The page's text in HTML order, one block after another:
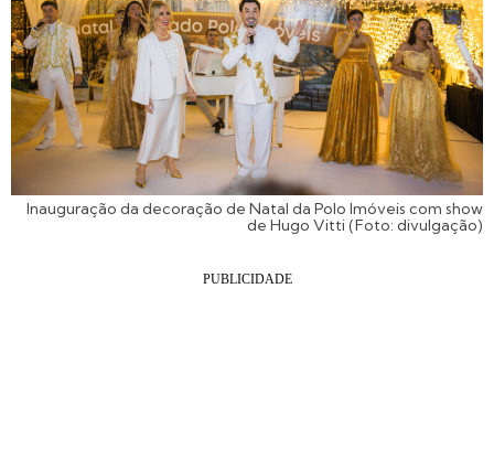
Inauguração da decoração de Natal da Polo Imóveis com show
de Hugo Vitti (Foto: divulgação)